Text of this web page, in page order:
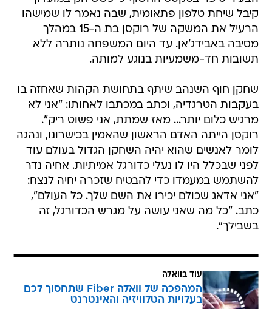
קיבל שיחת טלפון פתאומית, שבה נאמר לו שמישהו
הרעיל את המשקה של רוקסן בת ה-15 במהלך
מסיבה באבידג'אן. עד היום המשפחה נותרה ללא
תשובות חד-משמעיות בנוגע למותה.
שחקן חוף השנהב שיתף בתחושת הקהות שאחזה בו
בעקבות הטרגדיה, וכתב במכתבו לאחותו: "אני לא
מרגיש כלום יותר... מאז שמתת, אני פשוט ריק".
רוקסן הייתה האדם הראשון שהאמין בכישרונו, ונהגה
לומר לאנשים שהוא יהיה השחקן הגדול בעולם עוד
לפני שבכלל היו לו נעלי כדורגל אמיתיות. אחיה נדר
להשתמש במעמדו כדי להבטיח שזכרה יחיה לנצח:
"אני אדאג שכולם יכירו את השם שלך. כל העולם",
כתב. "כל מה שאני עושה על מגרש הכדורגל, זה
בשבילך".
עוד בוואלה
המהפכה של וואלה Fiber שתחסוך לכם
בעלויות הטלוויזיה והאינטרנט